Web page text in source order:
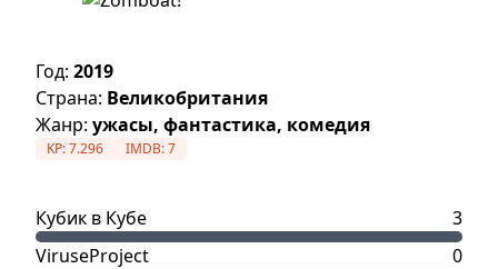
Год: 2019
Страна: Великобритания
Жанр: ужасы, фантастика, комедия
KP:7.296 IMDB:7
Кубик в Кубе
3
ViruseProject
0